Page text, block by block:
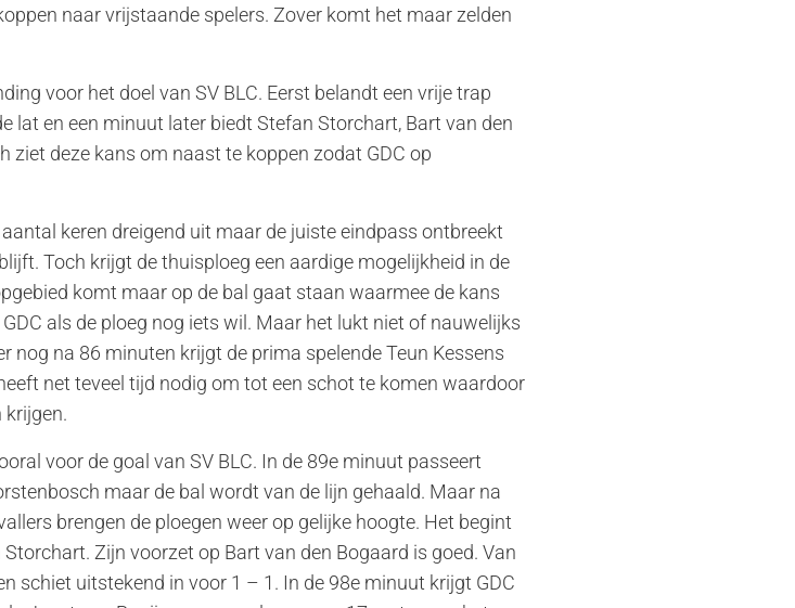
naar vrijstaande spelers. Zover komt het maar zelden
voor het doel van SV BLC. Eerst belandt een vrije trap
lat en een minuut later biedt Stefan Storchart, Bart van den
ziet deze kans om naast te koppen zodat GDC op
keren dreigend uit maar de juiste eindpass ontbreekt
Toch krijgt de thuisploeg een aardige mogelijkheid in de
komt maar op de bal gaat staan waarmee de kans
als de ploeg nog iets wil. Maar het lukt niet of nauwelijks
nog na 86 minuten krijgt de prima spelende Teun Kessens
net teveel tijd nodig om tot een schot te komen waardoor
krijgen.
voor de goal van SV BLC. In de 89e minuut passeert
maar de bal wordt van de lijn gehaald. Maar na
brengen de ploegen weer op gelijke hoogte. Het begint
Zijn voorzet op Bart van den Bogaard is goed. Van
schiet uitstekend in voor 1 – 1. In de 98e minuut krijgt GDC